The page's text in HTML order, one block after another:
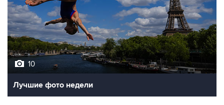
10
Лучшие фото недели